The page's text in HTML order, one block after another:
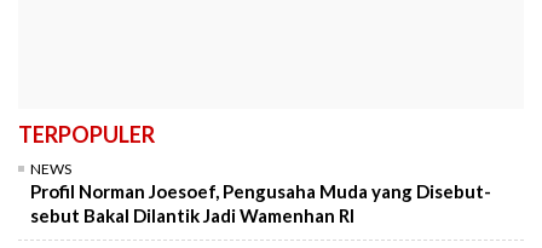
TERPOPULER
NEWS
Profil Norman Joesoef, Pengusaha Muda yang Disebut-
sebut Bakal Dilantik Jadi Wamenhan RI